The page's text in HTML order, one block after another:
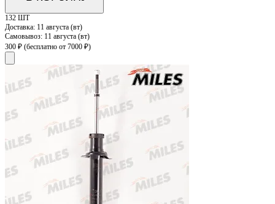
132 ШТ
Доставка: 11 августа (вт)
Самовывоз: 11 августа (вт)
300 ₽ (бесплатно от 7000 ₽)